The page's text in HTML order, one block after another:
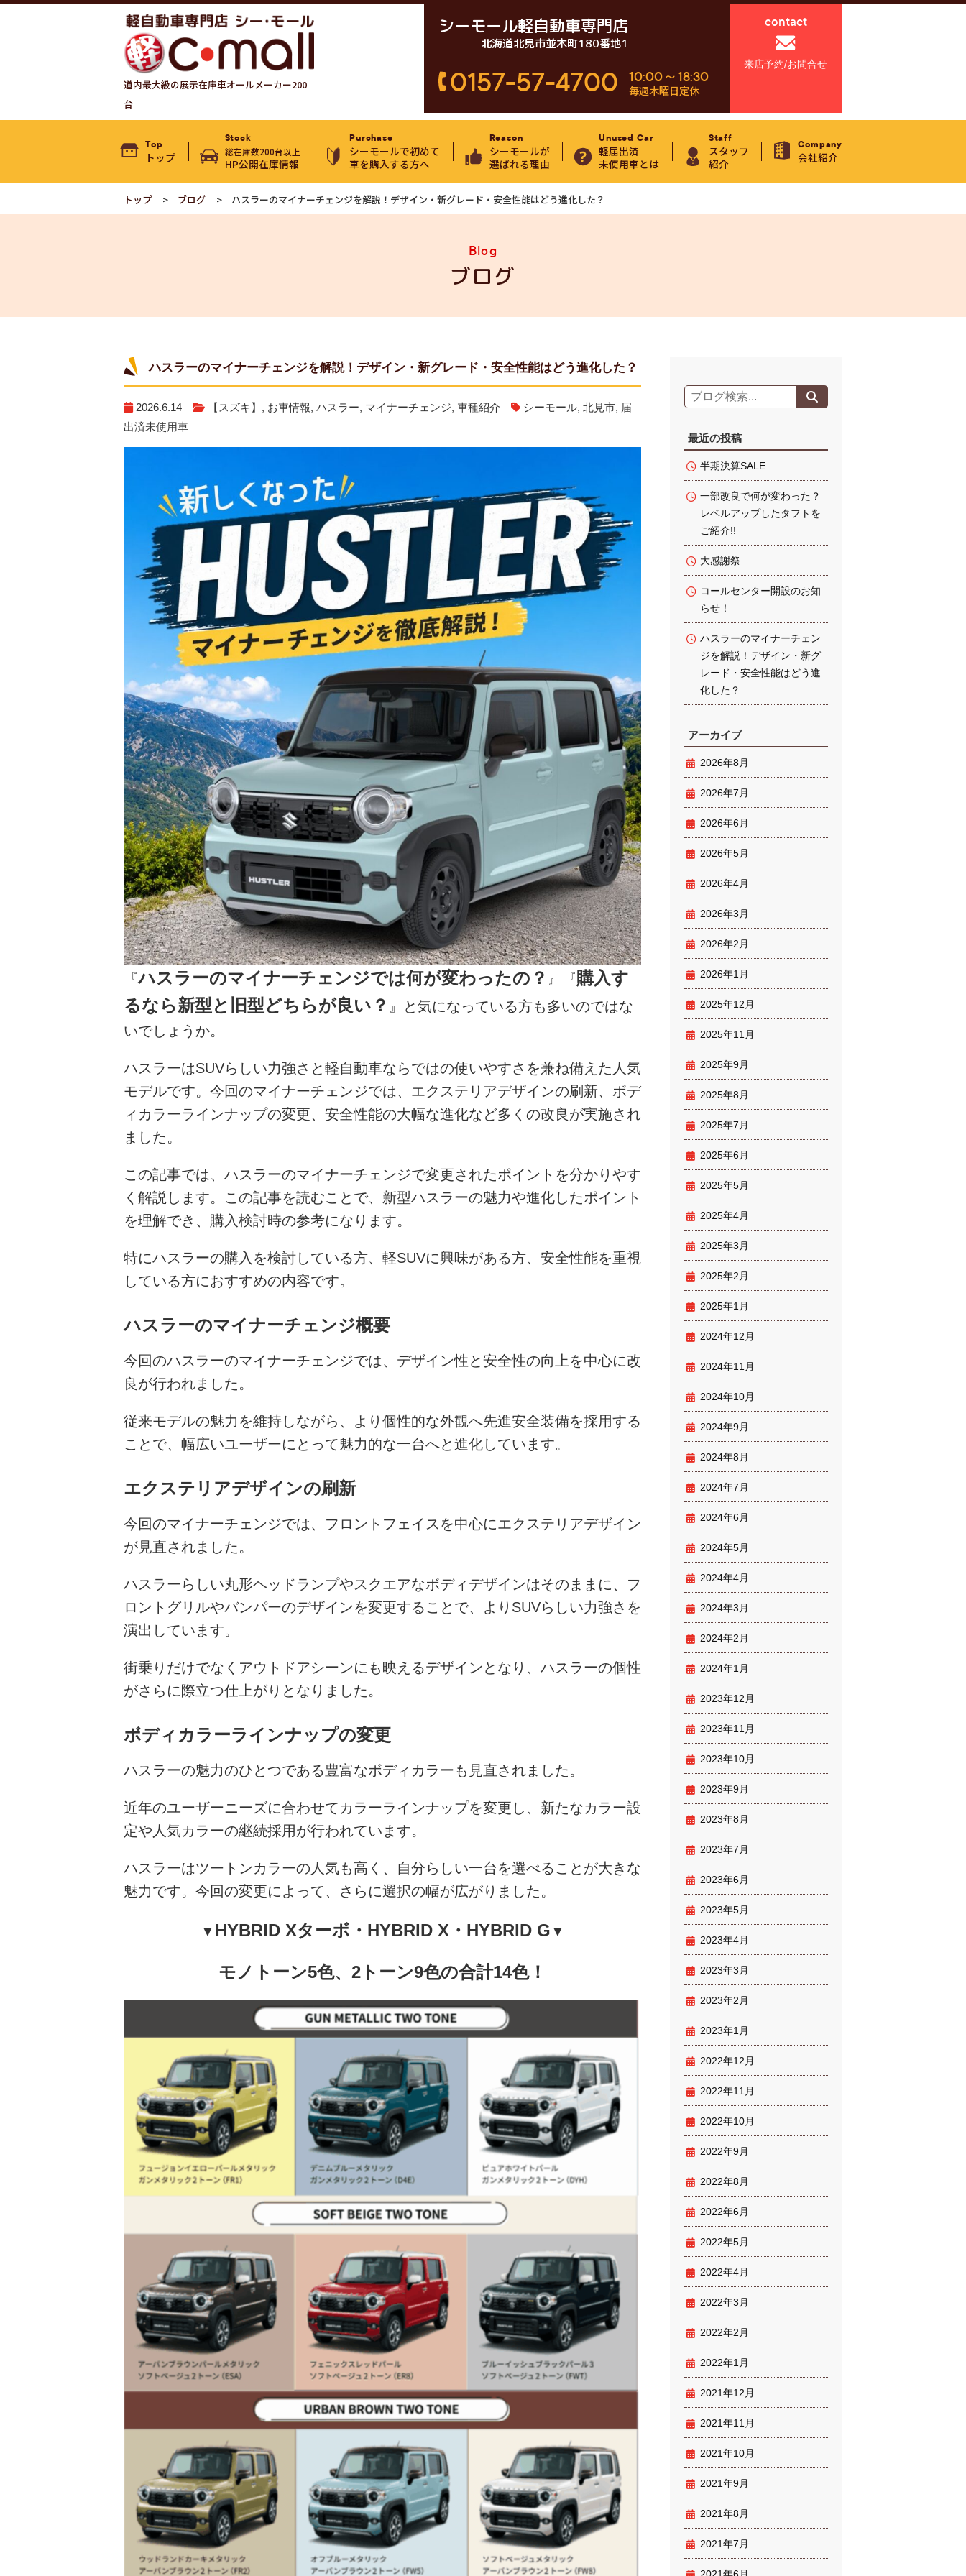
道内最大級の展示在庫車オールメーカー200
台
シーモール軽自動車専門店
北海道北見市並木町180番地1
0157-57-4700
10:00～18:30
毎週木曜日定休
contact
来店予約/お問合せ
Top
トップ
Stock
総在庫数200台以上
HP公開在庫情報
Purchase
シーモールで初めて
車を購入する方へ
Reason
シーモールが
選ばれる理由
Unused Car
軽届出済
未使用車とは
Staff
スタッフ
紹介
Company
会社紹介
トップ ブログ ハスラーのマイナーチェンジを解説！デザイン・新グレード・安全性能はどう進化した？
Blog
ブログ
ハスラーのマイナーチェンジを解説！デザイン・新グレード・安全性能はどう進化した？
2026.6.14 【スズキ】 , お車情報, ハスラー, マイナーチェンジ, 車種紹介 シーモール, 北見市, 届
出済未使用車
『ハスラーのマイナーチェンジでは何が変わったの？ 』『購入す
るなら新型と旧型どちらが良い？ 』と気になっている方も多いのではな
いでしょうか。
ハスラーはSUVらしい力強さと軽自動車ならではの使いやすさを兼ね備えた人気
モデルです。今回のマイナーチェンジでは、エクステリアデザインの刷新、ボデ
ィカラーラインナップの変更、安全性能の大幅な進化など多くの改良が実施され
ました。
この記事では、ハスラーのマイナーチェンジで変更されたポイントを分かりやす
く解説します。この記事を読むことで、新型ハスラーの魅力や進化したポイント
を理解でき、購入検討時の参考になります。
特にハスラーの購入を検討している方、軽SUVに興味がある方、安全性能を重視
している方におすすめの内容です。
ハスラーのマイナーチェンジ概要
今回のハスラーのマイナーチェンジでは、デザイン性と安全性の向上を中心に改
良が行われました。
従来モデルの魅力を維持しながら、より個性的な外観へ先進安全装備を採用する
ことで、幅広いユーザーにとって魅力的な一台へと進化しています。
エクステリアデザインの刷新
今回のマイナーチェンジでは、フロントフェイスを中心にエクステリアデザイン
が見直されました。
ハスラーらしい丸形ヘッドランプやスクエアなボディデザインはそのままに、フ
ロントグリルやバンパーのデザインを変更することで、よりSUVらしい力強さを
演出しています。
街乗りだけでなくアウトドアシーンにも映えるデザインとなり、ハスラーの個性
がさらに際立つ仕上がりとなりました。
ボディカラーラインナップの変更
ハスラーの魅力のひとつである豊富なボディカラーも見直されました。
近年のユーザーニーズに合わせてカラーラインナップを変更し、新たなカラー設
定や人気カラーの継続採用が行われています。
ハスラーはツートンカラーの人気も高く、自分らしい一台を選べることが大きな
魅力です。今回の変更によって、さらに選択の幅が広がりました。
▼ HYBRID Xターボ・HYBRID X・HYBRID G ▼
モノトーン5色、2トーン9色の合計14色！
最近の投稿
半期決算SALE
一部改良で何が変わった？
レベルアップしたタフトを
ご紹介!!
大感謝祭
コールセンター開設のお知
らせ！
ハスラーのマイナーチェン
ジを解説！デザイン・新グ
レード・安全性能はどう進
化した？
アーカイブ
2026年8月
2026年7月
2026年6月
2026年5月
2026年4月
2026年3月
2026年2月
2026年1月
2025年12月
2025年11月
2025年9月
2025年8月
2025年7月
2025年6月
2025年5月
2025年4月
2025年3月
2025年2月
2025年1月
2024年12月
2024年11月
2024年10月
2024年9月
2024年8月
2024年7月
2024年6月
2024年5月
2024年4月
2024年3月
2024年2月
2024年1月
2023年12月
2023年11月
2023年10月
2023年9月
2023年8月
2023年7月
2023年6月
2023年5月
2023年4月
2023年3月
2023年2月
2023年1月
2022年12月
2022年11月
2022年10月
2022年9月
2022年8月
2022年6月
2022年5月
2022年4月
2022年3月
2022年2月
2022年1月
2021年12月
2021年11月
2021年10月
2021年9月
2021年8月
2021年7月